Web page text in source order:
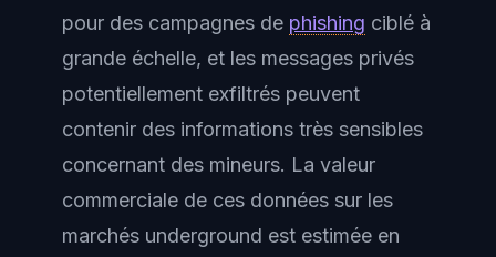
pour des campagnes de phishing ciblé à
grande échelle, et les messages privés
potentiellement exfiltrés peuvent
contenir des informations très sensibles
concernant des mineurs. La valeur
commerciale de ces données sur les
marchés underground est estimée en